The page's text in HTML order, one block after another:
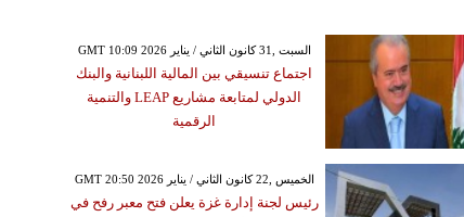
GMT 10:09 2026 السبت ,31 كانون الثاني / يناير
اجتماع تنسيقي بين المالية اللبنانية والبنك
الدولي لمتابعة مشاريع LEAP والتنمية
الرقمية
GMT 20:50 2026 الخميس ,22 كانون الثاني / يناير
رئيس لجنة إدارة غزة يعلن فتح معبر رفح في